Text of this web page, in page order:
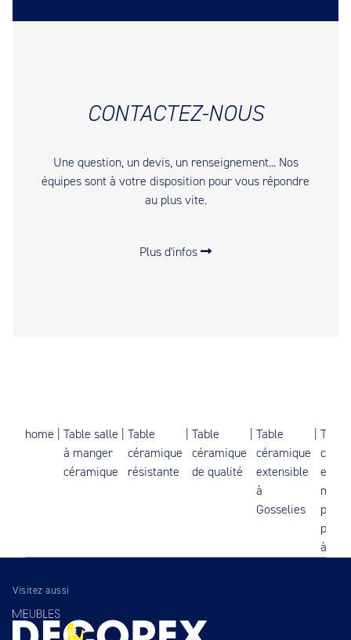
CONTACTEZ-NOUS
Une question, un devis, un renseignement... Nos
équipes sont à votre disposition pour vous répondre
au plus vite.
Plus d'infos
home | Table salle
à manger
céramique
| Table
céramique
résistante
| Table
céramique
de qualité
| Table
céramique
extensible
à
Gosselies
| Table
effet
pour
à
Visitez aussi